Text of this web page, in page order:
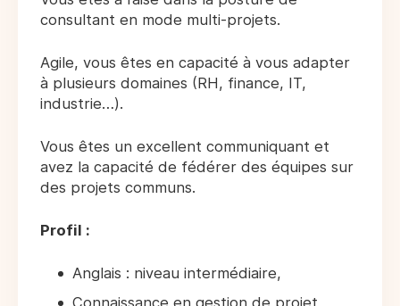
consultant en mode multi-projets.
Agile, vous êtes en capacité à vous adapter
à plusieurs domaines (RH, finance, IT,
industrie…).
Vous êtes un excellent communiquant et
avez la capacité de fédérer des équipes sur
des projets communs.
Profil :
Anglais : niveau intermédiaire,